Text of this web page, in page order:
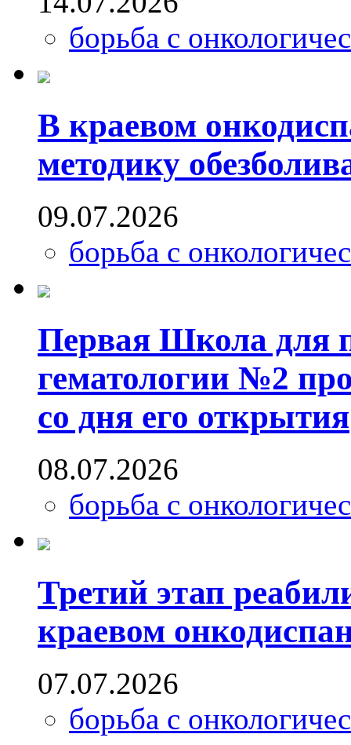
борьба с
В краевом
методику
09.07.2026
борьба с
Первая Школа для
гематологии №2
со дня его открытия
08.07.2026
борьба с
Третий этап
краевом
07.07.2026
борьба с